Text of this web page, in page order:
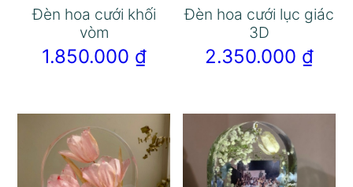
Đèn hoa cưới khối
vòm
1.850.000 ₫
Đèn hoa cưới lục giác
3D
2.350.000 ₫